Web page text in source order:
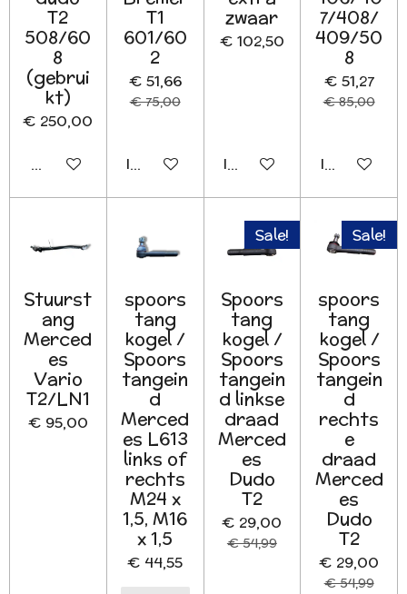
T2
508/60
8
(gebrui
kt)
€ 250,00
Houd mij op de hoogte
T1
601/60
2
€ 51,66
€ 75,00
In winkelwagen
zwaar
€ 102,50
In winkelwagen
7/408/
409/50
8
€ 51,27
€ 85,00
In
Stuurst
ang
Merced
es
Vario
T2/LN1
€ 95,00
spoors
tang
kogel /
Spoors
tangein
d
Merced
es L613
links of
rechts
M24 x
1,5, M16
x 1,5
€ 44,55
Sale!
Spoors
tang
kogel /
Spoors
tangein
d linkse
draad
Merced
es
Dudo
T2
€ 29,00
€ 54,99
Sale!
spoors
tang
kogel /
Spoors
tangein
d
rechts
e
draad
Merced
es
Dudo
T2
€ 29,00
€ 54,99